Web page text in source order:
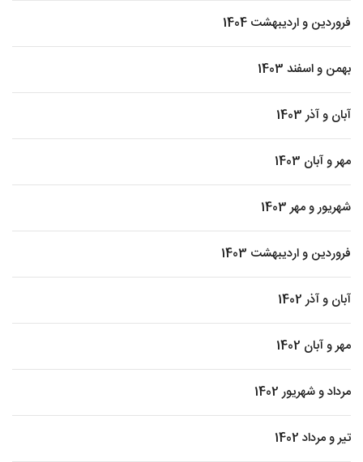
فروردین و اردیبهشت 1404
بهمن و اسفند 1403
آبان و آذر 1403
مهر و آبان 1403
شهریور و مهر 1403
فروردین و اردیبهشت 1403
آبان و آذر 1402
مهر و آبان 1402
مرداد و شهریور 1402
تیر و مرداد 1402